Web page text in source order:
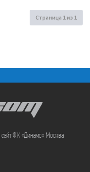
Страница 1из 1
ФК «Динамо» Москва